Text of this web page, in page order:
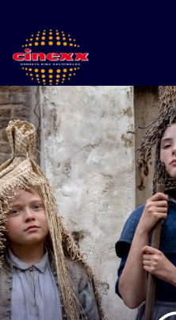
Zum Hauptinhalt springen